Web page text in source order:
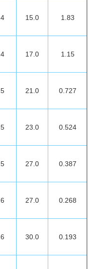
15.0 1.83
17.0 1.15
21.0 0.727
23.0 0.524
27.0 0.387
27.0 0.268
30.0 0.193